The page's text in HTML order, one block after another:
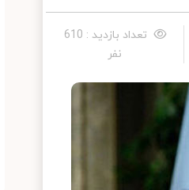
تعداد بازدید : 610
نفر